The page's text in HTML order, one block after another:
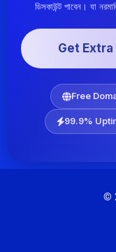
ডিসকাউন্ট পাবেন। যা
Get
Free
99.9%
©